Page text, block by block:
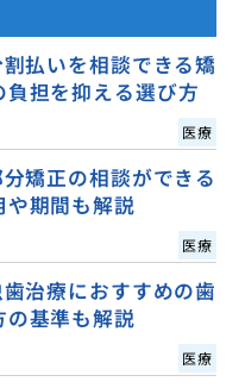
払いを相談できる矯
担を抑える選び方
医療
矯正の相談ができる
期間も解説
医療
治療におすすめの歯
基準も解説
医療